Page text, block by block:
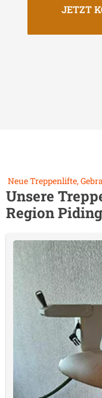
JETZT
Neue Treppenlifte,
Unsere
RegionPiding